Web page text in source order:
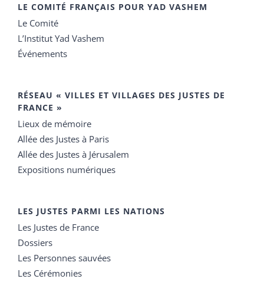
LE COMITÉ FRANÇAIS POUR YAD VASHEM
Le Comité
L’Institut Yad Vashem
Événements
RÉSEAU « VILLES ET VILLAGES DES JUSTES DE
FRANCE »
Lieux de mémoire
Allée des Justes à Paris
Allée des Justes à Jérusalem
Expositions numériques
LES JUSTES PARMI LES NATIONS
Les Justes de France
Dossiers
Les Personnes sauvées
Les Cérémonies